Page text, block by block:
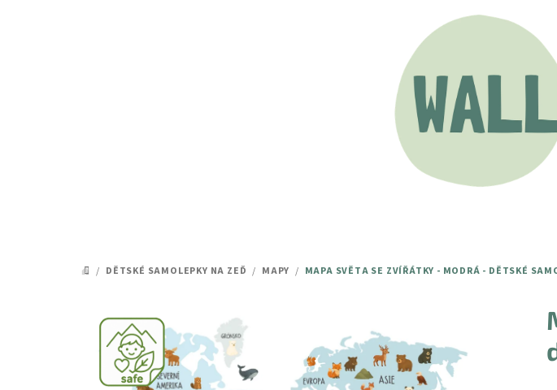
DOMŮ
/ DĚTSKÉ SAMOLEPKY NA ZEĎ / MAPY / MAPA SVĚTA SE ZVÍŘÁTKY - MODRÁ - DĚTSKÉ